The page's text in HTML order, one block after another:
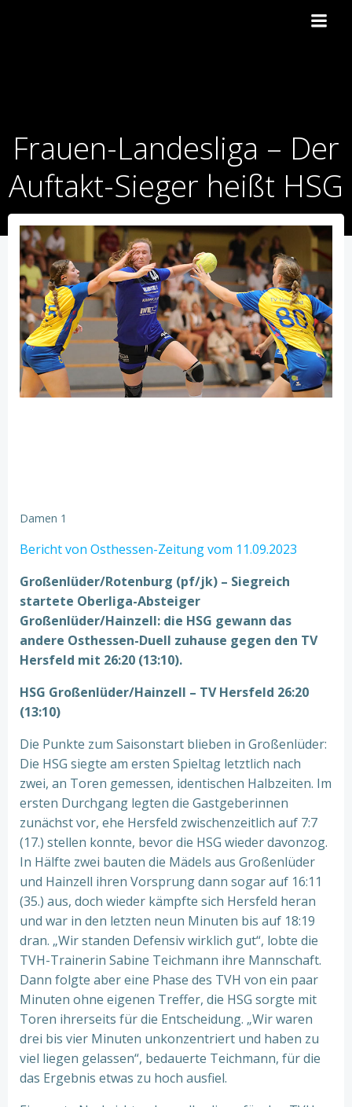
Frauen-Landesliga – Der
Auftakt-Sieger heißt HSG
Damen 1
Bericht von Osthessen-Zeitung vom 11.09.2023
Großenlüder/Rotenburg (pf/jk) – Siegreich
startete Oberliga­-Absteiger
Großenlüder/Hainzell: die HSG gewann das
andere Osthessen-Duell zuhause gegen den TV
Hersfeld mit 26:20 (13:10).
HSG Großenlüder/Hainzell – TV Hersfeld 26:20
(13:10)
Die Punkte zum Saisonstart blieben in Großenlüder:
Die HSG siegte am ersten Spieltag letztlich nach
zwei, an Toren gemessen, identischen Halbzeiten. Im
ersten Durchgang legten die Gastgeberinnen
zunächst vor, ehe Hersfeld zwischenzeitlich auf 7:7
(17.) stellen konnte, bevor die HSG wieder davonzog.
In Hälfte zwei bauten die Mädels aus Großenlüder
und Hainzell ihren Vorsprung dann sogar auf 16:11
(35.) aus, doch wieder kämpfte sich Hersfeld heran
und war in den letzten neun Minuten bis auf 18:19
dran. „Wir standen Defensiv wirklich gut“, lobte die
TVH-Trainerin Sabine Teichmann ihre Mannschaft.
Dann folgte aber eine Phase des TVH von ein paar
Minuten ohne eigenen Treffer, die HSG sorgte mit
Toren ihrerseits für die Entscheidung. „Wir waren
drei bis vier Minuten unkonzentriert und haben zu
viel liegen gelassen“, bedauerte Teichmann, für die
das Ergebnis etwas zu hoch ausfiel.